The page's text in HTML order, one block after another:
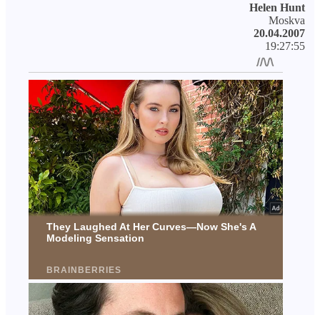
Helen Hunt
Moskva
20.04.2007
19:27:55